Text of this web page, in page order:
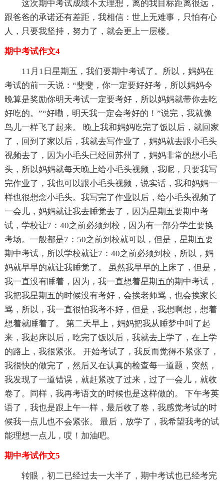
这次期中考试成绩不太理想，离的我目标距离很远，
跟爸爸的承诺还有差距，我相信：世上无难事，只怕有心
人，只要我坚持，努力了，就会更上一层楼。
期中考试作文4
11月1日星期五，我们要期中考试了。所以，妈妈在
考试的前一天说：“斐斐，你一定要好好考，所以妈妈今
晚算是奖励你明天考试一定要考好，所以妈妈就带你去吃
好吃的。”“好嘞，明天我一定会考好的！”说完，我就像
鸟儿一样飞了起来。 晚上我和妈妈吃完了饭以后，就回家
了，回到了家以后，我就去写作业了，妈妈就去跟小毛头
视频去了，因为小毛头已经回苏州了，妈妈非常的想小毛
头，所以妈妈就每天晚上给小毛头视频，我呢，只要我写
完作业了，我也可以跟小毛头视频，说实话，我和妈妈一
样也很想念小毛头。我写完了作业以后，给小毛头视频了
一会儿，妈妈就让我去睡觉去了，因为星期五要期中考
试，学校让7：40之前必须到校，因为有一部分学生要换
考场。一般都是7：50之前到校就可以，但是，星期五要
期中考试，所以学校就让7：40之前必须到校，所以，妈
妈就早早的就让我睡觉了。 虽然我早早的上床了，但是，
我一直没有睡着，因为，我一直想着星期五的期中考试，
我把我星期五的时候没有考好，会挨老师骂，也会挨家长
骂，所以，我一直很怕我考不好，但是，我想啊想，想着
想着就睡着了。 第二天早上，妈妈把我从睡梦中叫了起
来，我起床以后，吃完了饭以后，我就去上学了，在上学
的路上，我很紧张。 开始考试了，我反而觉得不紧张了，
我很快的做完了，然后又在认真的检查每一道题，突然，
我发现了一道错误，就赶紧改了过来，过了一会儿，就收
卷了。同样，我再考语文的时候也是这样做的。 下午考英
语了，我也是跟上午一样，最后收了卷，我感觉考试的时
候我一点儿也不会紧张。 最后，放学了，我希望我考的试
能理想一点儿，哎！加油吧。
期中考试作文5
转眼，初二已经过去一大半了，期中考试也已经考完